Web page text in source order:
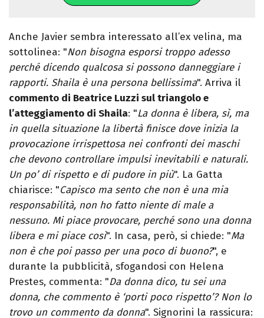
Anche Javier sembra interessato all’ex velina, ma
sottolinea: "Non bisogna esporsi troppo adesso
perché dicendo qualcosa si possono danneggiare i
rapporti. Shaila è una persona bellissima". Arriva il
commento di Beatrice Luzzi sul triangolo e
l’atteggiamento di Shaila: "La donna è libera, sì, ma
in quella situazione la libertà finisce dove inizia la
provocazione irrispettosa nei confronti dei maschi
che devono controllare impulsi inevitabili e naturali.
Un po’ di rispetto e di pudore in più". La Gatta
chiarisce: "Capisco ma sento che non è una mia
responsabilità, non ho fatto niente di male a
nessuno. Mi piace provocare, perché sono una donna
libera e mi piace così". In casa, però, si chiede: "Ma
non è che poi passo per una poco di buono?", e
durante la pubblicità, sfogandosi con Helena
Prestes, commenta: "Da donna dico, tu sei una
donna, che commento è ‘porti poco rispetto’? Non lo
trovo un commento da donna". Signorini la rassicura: